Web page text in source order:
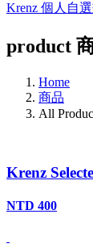
Krenz 個人自
product
Home
商品
All
Krenz
NTD 400